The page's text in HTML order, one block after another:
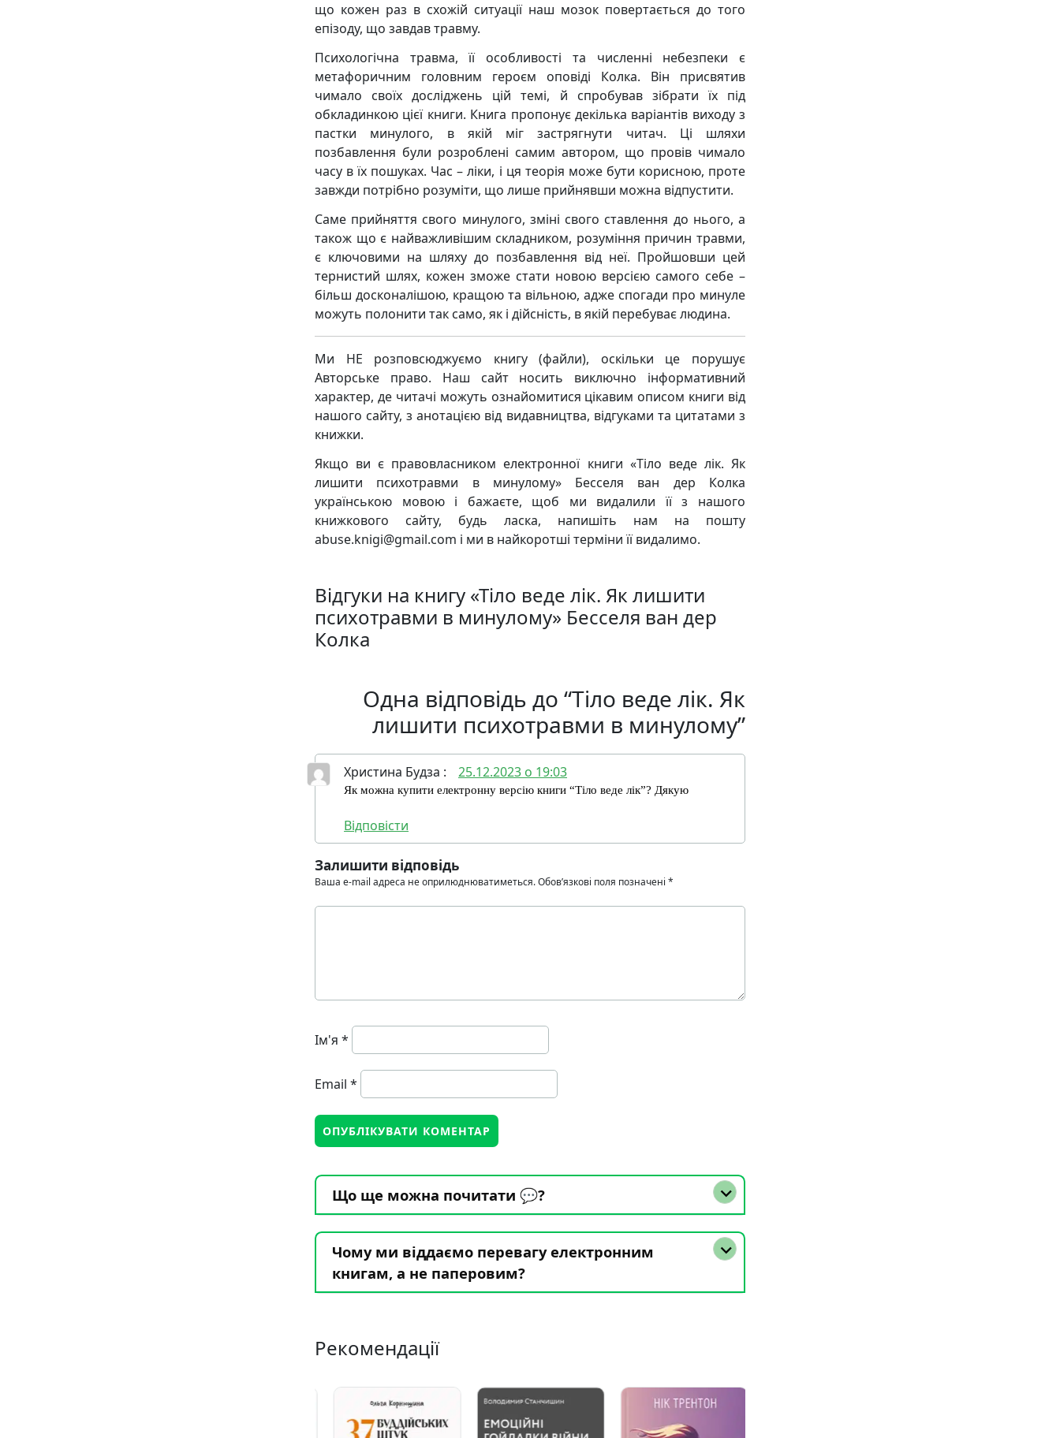
що кожен раз в схожій ситуації наш мозок повертається до того
епізоду, що завдав травму.
Психологічна травма, її особливості та численні небезпеки є
метафоричним головним героєм оповіді Колка. Він присвятив
чимало своїх досліджень цій темі, й спробував зібрати їх під
обкладинкою цієї книги. Книга пропонує декілька варіантів виходу з
пастки минулого, в якій міг застрягнути читач. Ці шляхи
позбавлення були розроблені самим автором, що провів чимало
часу в їх пошуках. Час – ліки, і ця теорія може бути корисною, проте
завжди потрібно розуміти, що лише прийнявши можна відпустити.
Саме прийняття свого минулого, зміні свого ставлення до нього, а
також що є найважливішим складником, розуміння причин травми,
є ключовими на шляху до позбавлення від неї. Пройшовши цей
тернистий шлях, кожен зможе стати новою версією самого себе –
більш досконалішою, кращою та вільною, адже спогади про минуле
можуть полонити так само, як і дійсність, в якій перебуває людина.
Ми НЕ розповсюджуємо книгу (файли), оскільки це порушує
Авторське право. Наш сайт носить виключно інформативний
характер, де читачі можуть ознайомитися цікавим описом книги від
нашого сайту, з анотацією від видавництва, відгуками та цитатами з
книжки.
Якщо ви є правовласником електронної книги «Тіло веде лік. Як
лишити психотравми в минулому» Бесселя ван дер Колка
українською мовою і бажаєте, щоб ми видалили її з нашого
книжкового сайту, будь ласка, напишіть нам на пошту
abuse.knigi@gmail.com і ми в найкоротші терміни її видалимо.
Відгуки на книгу «Тіло веде лік. Як лишити
психотравми в минулому» Бесселя ван дер
Колка
Одна відповідь до “Тіло веде лік. Як
лишити психотравми в минулому”
Христина Будза : 25.12.2023 о 19:03
Як можна купити електронну версію книги “Тіло веде лік”? Дякую
Відповісти
Залишити відповідь
Ваша e-mail адреса не оприлюднюватиметься.Обов’язкові поля позначені *
Ім'я *
Email *
Що ще можна почитати 💬?
Чому ми віддаємо перевагу електронним
книгам, а не паперовим?
Рекомендації